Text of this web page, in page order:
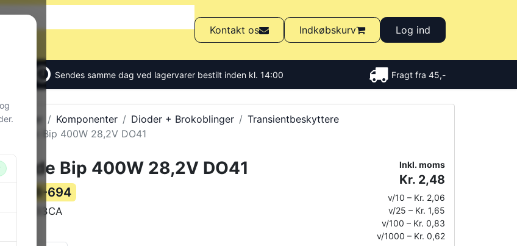
Kontakt os Indkøbskurv Log ind
Sendes samme dag ved lagervarer bestilt inden kl. 14:00 Fragt fra 45,-
Komponenter Dioder + Brokoblinger
Transientbeskyttere
Diode Bip 400W 28,2V DO41
Diode Bip 400W 28,2V DO41
78-694
P4KE33CA
Inkl. moms
Kr. 2,48
v/10 – Kr. 2,06
v/25 – Kr. 1,65
v/100 – Kr. 0,83
v/1000 – Kr. 0,62